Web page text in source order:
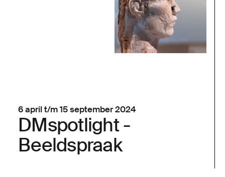
6 april t/m 15 september 2024
DMspotlight -
Beeldspraak